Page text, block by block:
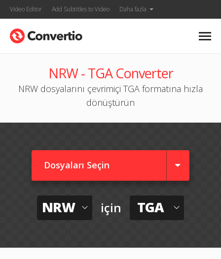
Video Editor Add Subtitles to Video Daha fazla
NRW - TGA Converter
NRW dosyalarını çevrimiçi TGA formatına hızla
dönüştürün
Dosyaları Seçin
NRW için TGA